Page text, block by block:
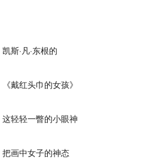
凯斯·凡·东根的
《戴红头巾的女孩》
这轻轻一瞥的小眼神
把画中女子的神态